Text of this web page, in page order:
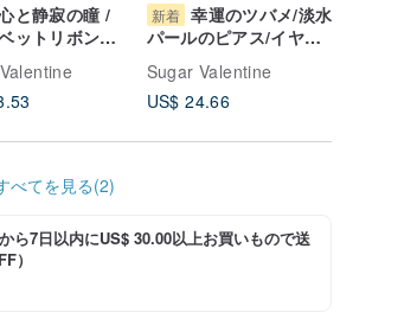
と静寂の瞳 /
ットリボンの
新着 幸運のツバメ/淡水
パールのピアス/イヤリ
ング SV712
Sugar Valentine
US$ 24.66
べてを見る(2)
ら7日以内にUS$ 30.00以上お買いもので送
）